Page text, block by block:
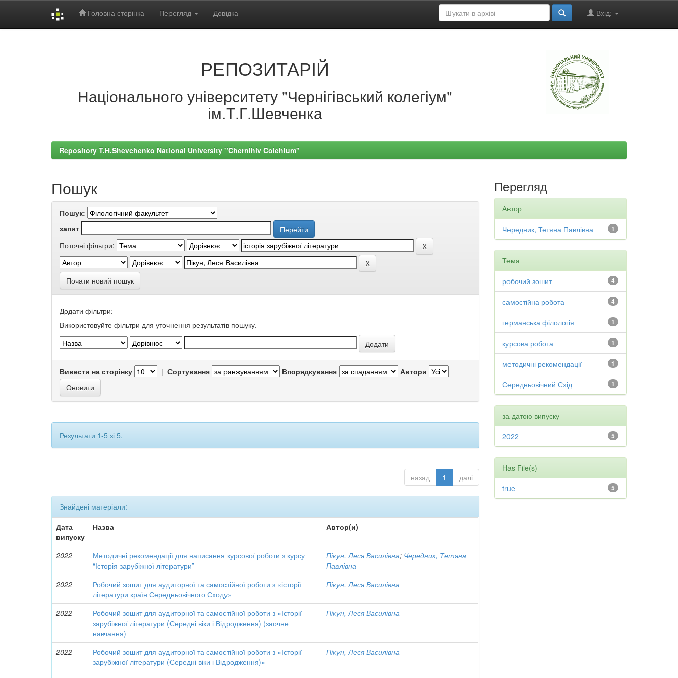
Головна сторінка Перегляд Довідка Вхід:
РЕПОЗИТАРІЙ
Національного університету "Чернігівський колегіум"
ім.Т.Г.Шевченка
Repository T.H.Shevchenko National University "Chernihiv Colehium"
Пошук
Пошук:
запит
Поточні фільтри:
Почати новий пошук
Додати фільтри:
Використовуйте фільтри для уточнення результатів пошуку.
Вивести на сторінку | Сортування Впорядкування Автори
Результати 1-5 зі 5.
назад 1 далі
Знайдені матеріали:
Дата
випуску
Назва Автор(и)
2022
Методичні рекомендації для написання курсової роботи з курсу
“Історія зарубіжної літератури”
Пікун, Леся Василівна; Чередник, Тетяна
Павлівна
2022
Робочий зошит для аудиторної та самостійної роботи з «історії
літератури країн Середньовічного Сходу»
Пікун, Леся Василівна
2022
Робочий зошит для аудиторної та самостійної роботи з «Історії
зарубіжної літератури (Середні віки і Відродження) (заочне
навчання)
Пікун, Леся Василівна
2022
Робочий зошит для аудиторної та самостійної роботи з «Історії
зарубіжної літератури (Середні віки і Відродження)»
Пікун, Леся Василівна
Перегляд
Автор
1
Чередник, Тетяна Павлівна
Тема
4
робочий зошит
4
самостійна робота
1
германська філологія
1
курсова робота
1
методичні рекомендації
1
Середньовічний Схід
за датою випуску
5
2022
Has File(s)
5
true